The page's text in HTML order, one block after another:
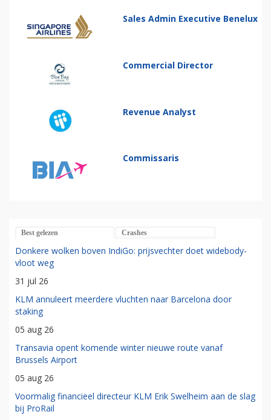
Sales Admin Executive Benelux
Commercial Director
Revenue Analyst
Commissaris
Best gelezen Crashes
Donkere wolken boven IndiGo: prijsvechter doet widebody-
vloot weg
31 jul 26
KLM annuleert meerdere vluchten naar Barcelona door
staking
05 aug 26
Transavia opent komende winter nieuwe route vanaf
Brussels Airport
05 aug 26
Voormalig financieel directeur KLM Erik Swelheim aan de slag
bij ProRail